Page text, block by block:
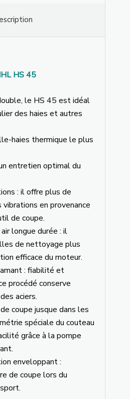
HS 45
le HS 45 est idéal
des haies et autres
haies thermique le plus
entretien optimal du
: il offre plus de
en provenance
de coupe.
longue durée : il
de nettoyage plus
efficace du moteur.
: fiabilité et
procédé conserve
aciers.
coupe jusque dans les
spéciale du couteau
grâce à la pompe
enveloppant :
de coupe lors du